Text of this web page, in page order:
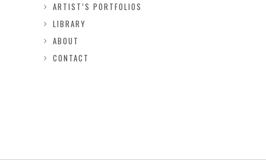
ARTIST’S PORTFOLIOS
LIBRARY
ABOUT
CONTACT